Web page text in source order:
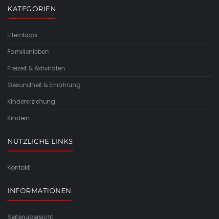
KATEGORIEN
Elterntipps
Familienleben
Freizeit & Aktivitäten
Gesundheit & Ernährung
Kindererziehung
Kindern
NÜTZLICHE LINKS
Kontakt
INFORMATIONEN
Seitenübersicht